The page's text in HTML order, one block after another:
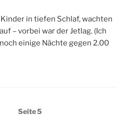
in tiefen Schlaf, wachten
– vorbei war der Jetlag. (Ich
einige Nächte gegen 2.00
Seite5